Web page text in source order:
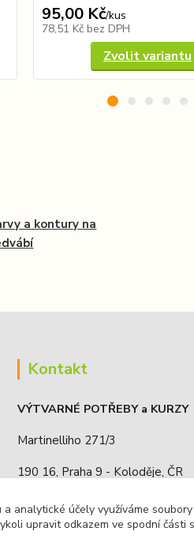
95,00 Kč/kus
78,51 Kč bez DPH
Zvolit variantu
a kontury na
Kontakt
VÝTVARNÉ POTŘEBY a KURZY
Martinelliho 271/3
190 16, Praha 9 - Koloděje, ČR
IČO: 68885636
analytické účely využíváme
upravit odkazem ve spodní části